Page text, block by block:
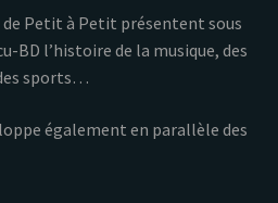
Petit à Petit présentent sous
BD l’histoire de la musique, des
sports…
également en parallèle des